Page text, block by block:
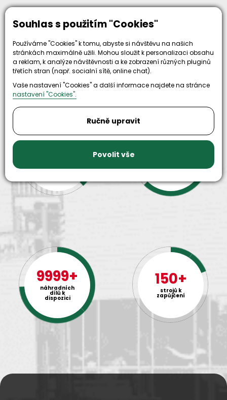
Souhlas s použitím "Cookies"
Používáme "Cookies" k tomu, abyste si návštěvu na našich
stránkách maximálně užili. Mohou sloužit k personalizaci obsahu
a reklam, k analýze návštěvnosti a ke zobrazení různých pluginů
třetích stran (např. socialní sítě, online chat).
Vaše nastavení "Cookies" a další informace najdete na stránce
nastavení "Cookies".
Ručně upravit
Povolit vše
Proč zvolit nás
odpovědnosti skladem
9999+
náhradních
dílů k
dispozici
150+
strojů k
zapůjčení